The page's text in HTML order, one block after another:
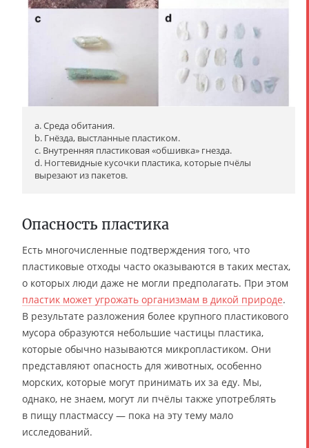
a. Среда обитания.
b. Гнёзда, выстланные пластиком.
c. Внутренняя пластиковая «обшивка» гнезда.
d. Ногтевидные кусочки пластика, которые пчёлы
вырезают из пакетов.
Опасность пластика
Есть многочисленные подтверждения того, что
пластиковые отходы часто оказываются в таких местах,
о которых люди даже не могли предполагать. При этом
пластик может угрожать организмам в дикой природе.
В результате разложения более крупного пластикового
мусора образуются небольшие частицы пластика,
которые обычно называются микропластиком. Они
представляют опасность для животных, особенно
морских, которые могут принимать их за еду. Мы,
однако, не знаем, могут ли пчёлы также употреблять
в пищу пластмассу — пока на эту тему мало
исследований.